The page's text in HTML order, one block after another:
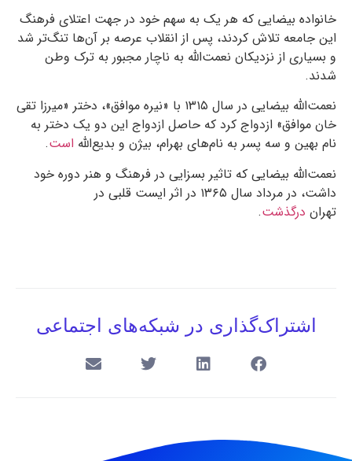
خانواده بیضایی که هر یک به سهم خود در جهت اعتلای فرهنگ
این جامعه تلاش کردند، پس از انقلاب عرصه بر آن‌ها تنگ‌تر شد
و بسیاری از نزدیکان نعمت‌الله به ناچار مجبور به ترک وطن
شدند.
نعمت‌الله بیضایی در سال ۱۳۱۵ با «نیره موافق»، دختر «میرزا تقی
خان موافق» ازدواج کرد که حاصل ازدواج این دو یک دختر به
نام بهین و سه پسر به نام‌های بهرام، بیژن و بدیع‌الله است.
نعمت‌الله بیضایی که تاثیر بسزایی در فرهنگ و هنر دوره خود
داشت، در مرداد سال ۱۳۶۵ در اثر ایست قلبی در
تهران درگذشت.
اشتراک‌گذاری در شبکه‌های اجتماعی